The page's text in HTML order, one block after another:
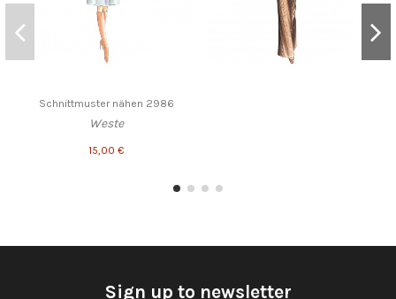
Schnittmuster nähen 2986
Weste
15,00 €
Sign up to newsletter